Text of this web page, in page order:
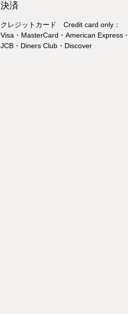
決済
クレジットカード Credit card only：
Visa・MasterCard・American Express・
JCB・Diners Club・Discover